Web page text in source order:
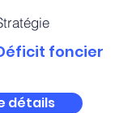
foncier
détails